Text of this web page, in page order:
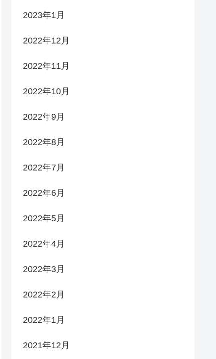
2023年1月
2022年12月
2022年11月
2022年10月
2022年9月
2022年8月
2022年7月
2022年6月
2022年5月
2022年4月
2022年3月
2022年2月
2022年1月
2021年12月